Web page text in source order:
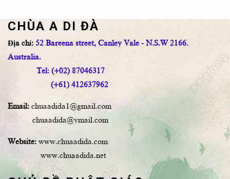
CHÙA A DI ĐÀ
Địa chỉ: 52 Bareena street, Canley Vale - N.S.W 2166.
Australia.
Tel: (+02) 87046317
(+61) 412637962
Email: chuaadida1@gmail.com
chuaadida@ymail.com
Website: www.chuaadida.com
www.chuaadida.net